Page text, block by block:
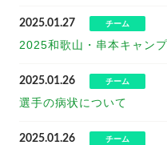
2025.01.27 チーム
2025和歌山・串本キャン
2025.01.26 チーム
選手の病状について
2025.01.26 チーム